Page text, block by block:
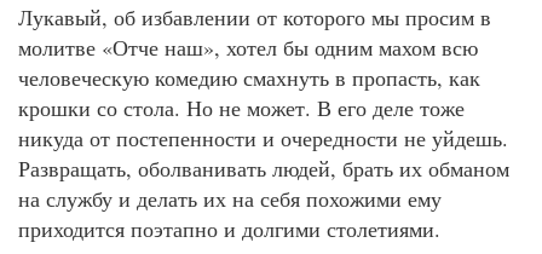
Лукавый, об избавлении от которого мы просим в
молитве «Отче наш», хотел бы одним махом всю
человеческую комедию смахнуть в пропасть, как
крошки со стола. Но не может. В его деле тоже
никуда от постепенности и очередности не уйдешь.
Развращать, оболванивать людей, брать их обманом
на службу и делать их на себя похожими ему
приходится поэтапно и долгими столетиями.